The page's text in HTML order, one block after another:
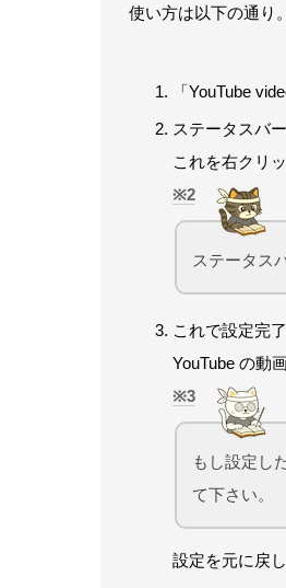
使い方は以下の通り。
「YouTube
ステータスバ
これを右クリ
2
ステータス
これで設定完了
YouTube の動
3
もし設定し
て下さい。
設定を元に戻